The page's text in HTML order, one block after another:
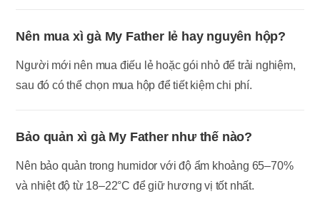
Nên mua xì gà My Father lẻ hay nguyên hộp?
Người mới nên mua điếu lẻ hoặc gói nhỏ để trải nghiệm,
sau đó có thể chọn mua hộp để tiết kiệm chi phí.
Bảo quản xì gà My Father như thế nào?
Nên bảo quản trong humidor với độ ẩm khoảng 65–70%
và nhiệt độ từ 18–22°C để giữ hương vị tốt nhất.